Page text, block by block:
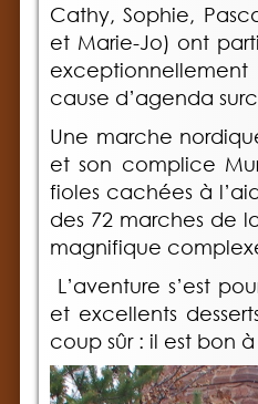
Cathy, Sophie,
et Marie-Jo) ont
cause d’agenda
Une marche
et son complice
fioles cachées à
des 72 marches de
magnifique
L’aventure s’est
et excellents
coup sûr : il est bon